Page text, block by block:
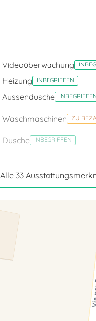
Videoüberwachung
Heizung INBEGRIFFEN
Aussendusche INBEGRIFFEN
Waschmaschinen ZU
Dusche INBEGRIFFEN
Zimmer mit Safe
Fernseher
Alle 33